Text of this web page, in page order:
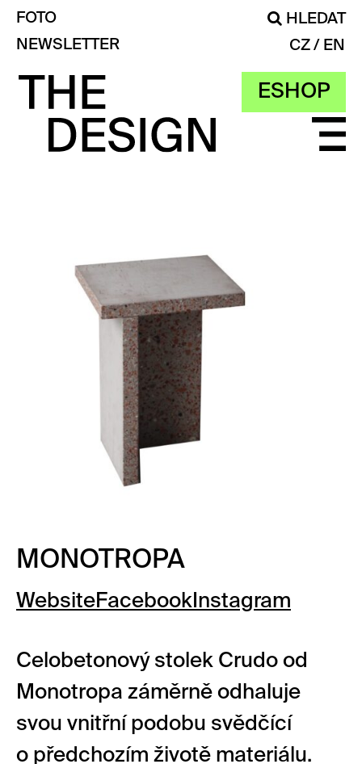
ESHOP
FOTO
HLEDAT
NEWSLETTER
CZ EN
MONOTROPA
WebsiteFacebook Instagram
Celobetonový stolek Crudo od
Monotropa záměrně odhaluje
svou vnitřní podobu svědčící
o předchozím životě materiálu.